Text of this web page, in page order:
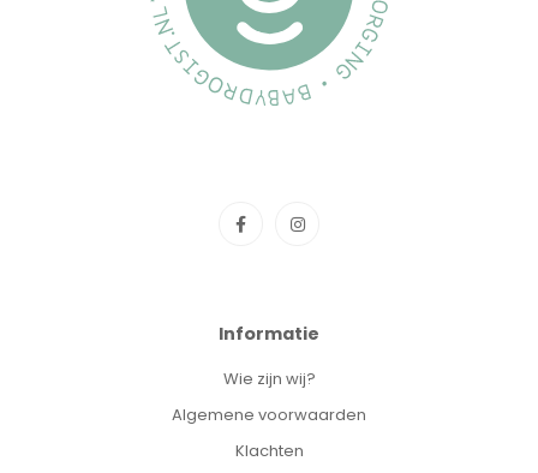
Informatie
Wie zijn wij?
Algemene voorwaarden
Klachten